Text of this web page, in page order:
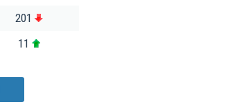
201
11